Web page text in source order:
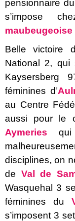
pensionnaire
s’impose
maubeugeoise
Belle victoire
National 2, qui
Kaysersberg
féminines d’
au Centre
aussi pour le
Aymeries qui
disciplines, on
de Val de
Wasquehal 3
féminines du
s’imposent 3